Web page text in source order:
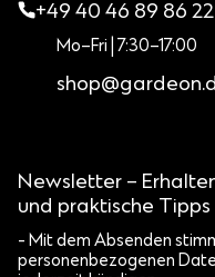
+49 40 46 89 86 22
Mo–Fri | 7:30–17:00
Newsletter –
und praktische
- Mit dem Absenden
personenbezogenen